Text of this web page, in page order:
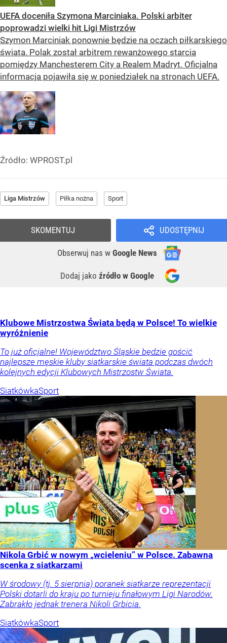
UEFA doceniła Szymona Marciniaka. Polski arbiter
poprowadzi wielki hit Ligi Mistrzów
Szymon Marciniak ponownie będzie na oczach piłkarskiego
świata. Polak został arbitrem rewanżowego starcia
pomiędzy Manchesterem City a Realem Madryt. Oficjalna
informacja pojawiła się w poniedziałek na stronach UEFA.
Źródło: WPROST.pl
Liga Mistrzów Piłka nożna Sport
UDOSTĘPNIJ
Obserwuj nas w Google News
Dodaj jako źródło w Google
SKOMENTUJ
Klubowe Mistrzostwa Świata będą w Polsce! To wielkie
wyróżnienie
To już oficjalne! Województwo Śląskie będzie gościć
najlepsze męskie kluby siatkarskie świata podczas dwóch
kolejnych edycji Klubowych Mistrzostw Świata.
SiatkówkaSport
Nikola Grbić w nowym „wcieleniu” w Polsce. Zabawna
scenka z siatkarzami
W środowy (tj. 5 sierpnia) poranek siatkarze reprezentacji
Polski dotarli do kraju po turnieju finałowym Ligi Narodów.
Zabrakło jednak trenera Nikoli Grbicia.
SiatkówkaSport